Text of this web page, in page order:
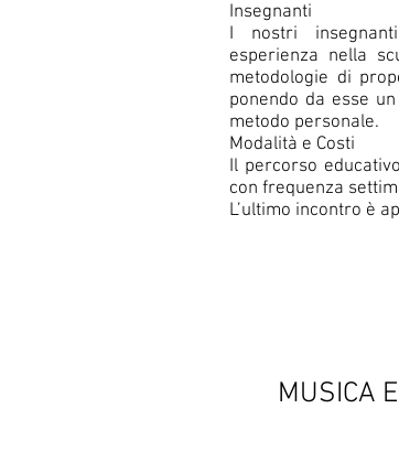
Insegnanti
I nostri
esperienza nella
metodologie di
ponendo da esse
metodo personale.
Modalità e Costi
Il percorso
con frequenza
L’ultimo incontro è
MUSICA